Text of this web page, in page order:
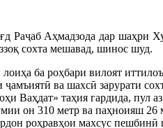
Раҷаб Аҳмадзода дар шаҳри
сохта мешавад, шинос шуд.
ба роҳбари вилоят
ва шахсӣ зарурати
Ваҳдат» таҳия гардида, пул
он 310 метр ва паҳноияш 26
роҳравҳои махсус